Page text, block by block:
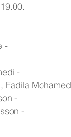
19.00.
-
-
Fadila
-
-